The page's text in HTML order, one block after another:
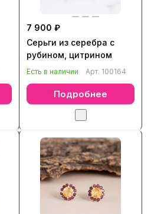
7 900 ₽
Серьги из серебра с
рубином, цитрином
Есть в наличии Арт. 100164
Подробнее